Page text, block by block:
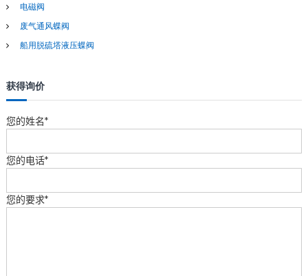
电磁阀
废气通风蝶阀
船用脱硫塔液压蝶阀
获得询价
您的姓名*
您的电话*
您的要求*